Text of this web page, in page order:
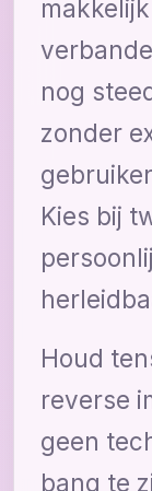
nog
zonder
Kies bij
Houd
reverse
geen
bang te